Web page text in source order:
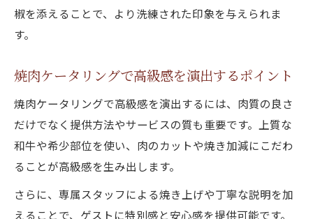
椒を添えることで、より洗練された印象を与えられま
す。
焼肉ケータリングで高級感を演出するポイント
焼肉ケータリングで高級感を演出するには、肉質の良さ
だけでなく提供方法やサービスの質も重要です。上質な
和牛や希少部位を使い、肉のカットや焼き加減にこだわ
ることが高級感を生み出します。
さらに、専属スタッフによる焼き上げや丁寧な説明を加
えることで、ゲストに特別感と安心感を提供可能です。